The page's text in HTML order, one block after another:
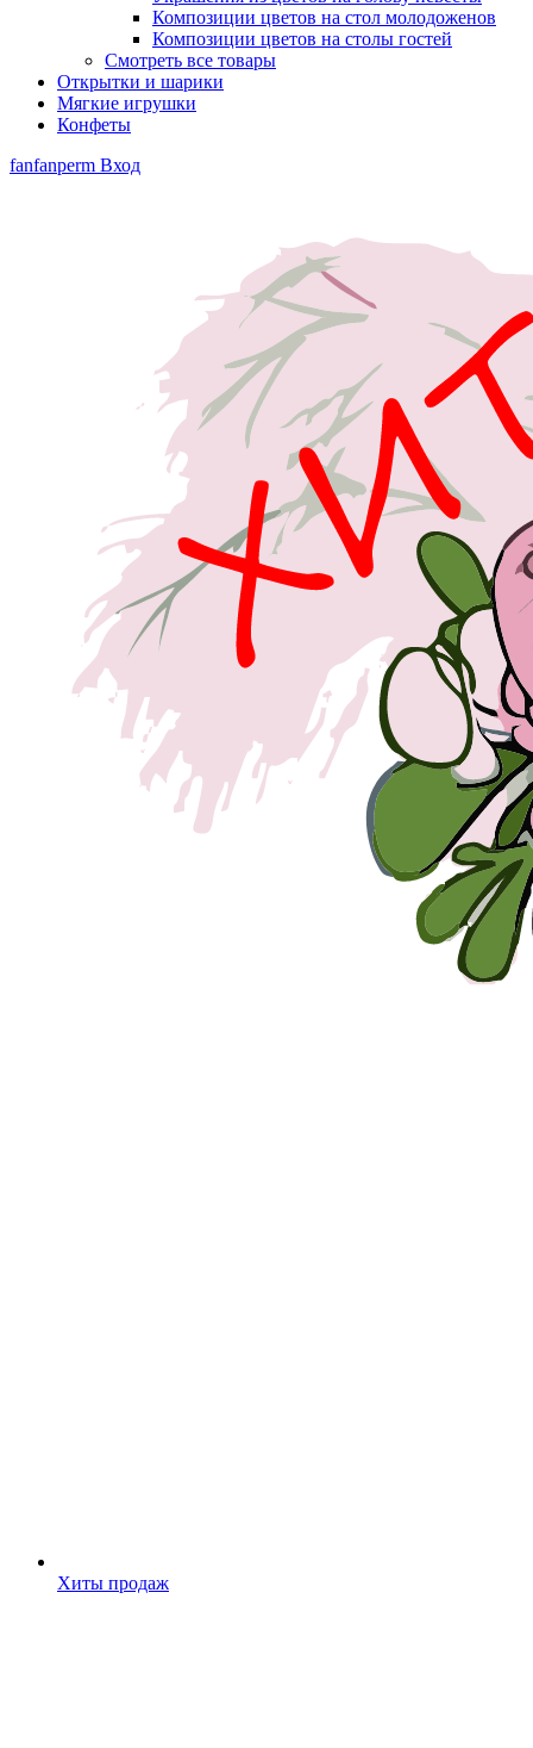
Композиции цветов на стол молодоженов
Композиции цветов на столы гостей
Смотреть все товары
Открытки и шарики
Мягкие игрушки
Конфеты
fanfanperm Вход
Хиты продаж